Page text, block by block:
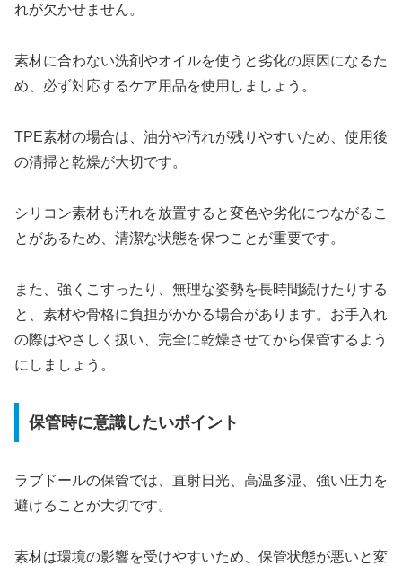
れが欠かせません。
素材に合わない洗剤やオイルを使うと劣化の原因になるた
め、必ず対応するケア用品を使用しましょう。
TPE素材の場合は、油分や汚れが残りやすいため、使用後
の清掃と乾燥が大切です。
シリコン素材も汚れを放置すると変色や劣化につながるこ
とがあるため、清潔な状態を保つことが重要です。
また、強くこすったり、無理な姿勢を長時間続けたりする
と、素材や骨格に負担がかかる場合があります。お手入れ
の際はやさしく扱い、完全に乾燥させてから保管するよう
にしましょう。
保管時に意識したいポイント
ラブドールの保管では、直射日光、高温多湿、強い圧力を
避けることが大切です。
素材は環境の影響を受けやすいため、保管状態が悪いと変